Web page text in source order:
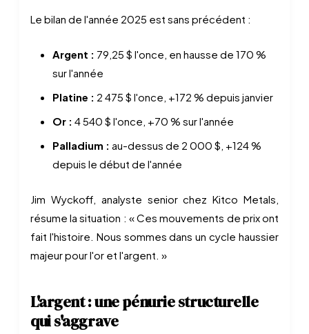
Le bilan de l'année 2025 est sans précédent :
Argent : 79,25 $ l'once, en hausse de 170 %
sur l'année
Platine : 2 475 $ l'once, +172 % depuis janvier
Or : 4 540 $ l'once, +70 % sur l'année
Palladium : au-dessus de 2 000 $, +124 %
depuis le début de l'année
Jim Wyckoff, analyste senior chez Kitco Metals,
résume la situation : « Ces mouvements de prix ont
fait l'histoire. Nous sommes dans un cycle haussier
majeur pour l'or et l'argent. »
L'argent : une pénurie structurelle
qui s'aggrave